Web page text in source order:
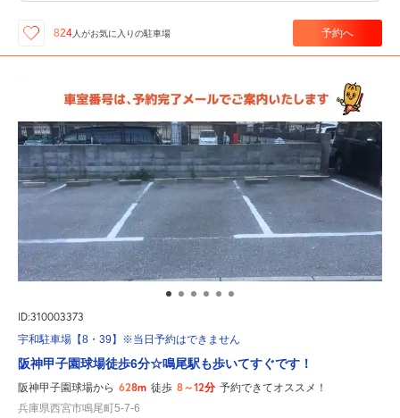
824人がお気に入りの駐車場 予約へ
ID:310003373
宇和駐車場【8・39】※当日予約はできません
阪神甲子園球場徒歩6分☆鳴尾駅も歩いてすぐです！
阪神甲子園球場から 628m 徒歩 8～12分 予約できてオススメ！
兵庫県西宮市鳴尾町5-7-6